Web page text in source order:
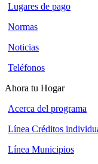
Lugares de pago
Normas
Noticias
Teléfonos
Ahora tu Hogar
Acerca del programa
Línea Créditos
Línea Municipios